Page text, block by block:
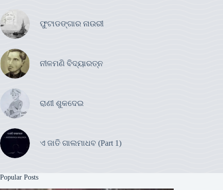
ଫୁଟାଡଙ୍ଗାର ନାଉରୀ
ନୀଳମଣି ବିଦ୍ୟାରତ୍ନ
ରାଣୀ ଶୁକଦେଇ
ଏ ଜାତି ଗାଲମାଧବ (Part 1)
Popular Posts